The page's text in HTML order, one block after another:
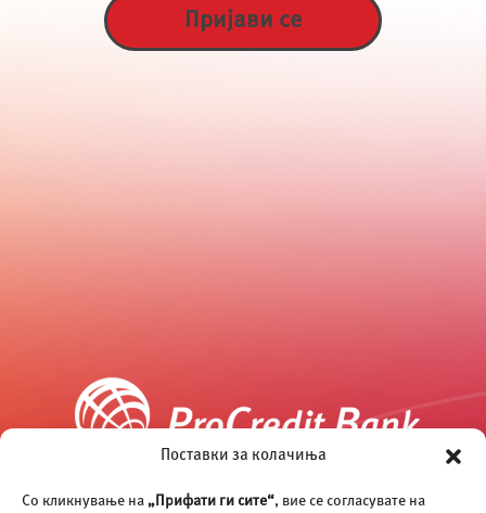
Поставки за колачиња
Со кликнување на „Прифати ги сите“, вие се согласувате на
Пријави се